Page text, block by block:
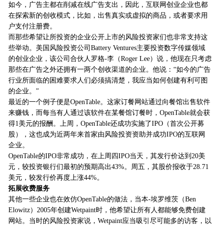
如今，广告主都在削减在线广告支出，因此，互联网创业企业也都
在探索新的创收模式，比如，出售真实或虚拟的商品，或者要求用
户支付注册费。
而那些希望让所投资的企业公开上市的风险投资家们也非常支持这
些举动。美国风险投资公司Battery Ventures主要投资数字传媒领域
的创业企业，该公司合伙人罗格-李（Roger Lee）说，他现在只考虑
那些在广告之外还拥有一两个创收渠道的企业。他说：“如今的广告
行业所面临的困难要求人们必须搞清楚，我应当如何创建有利可图
的企业。”
最近的一个例子便是OpenTable。这家订餐网站通过向餐馆出售软件
来赚钱，而每当有人通过该软件在某餐馆订餐时，OpenTable就会获
得1美元的报酬。上周，OpenTable还成功实施了IPO（首次公开募
股），这也成为近两年来首家由风险投资资助并成功IPO的互联网
企业。
OpenTable的IPO非常成功，在上周四IPO当天，其发行价达到20美
元，较投资银行们最初的预期高出43%。周五，其股价报收于28.71
美元，较发行价再度上涨44%。
拓展收费服务
其他一些企业也在效仿OpenTable的做法，当本-埃罗维茨（Ben
Elowitz）2005年创建Wetpaint时，他希望让所有人都能够免费创建
网站。当时的风险投资家说，Wetpaint应当吸引尽可能多的访客，以